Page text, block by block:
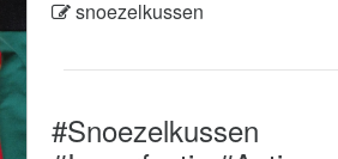
snoezelkussen
#Snoezelkussen